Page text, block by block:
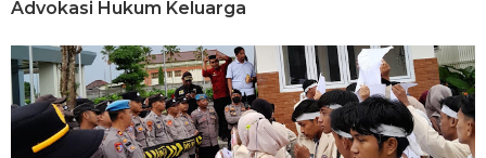
Advokasi Hukum Keluarga